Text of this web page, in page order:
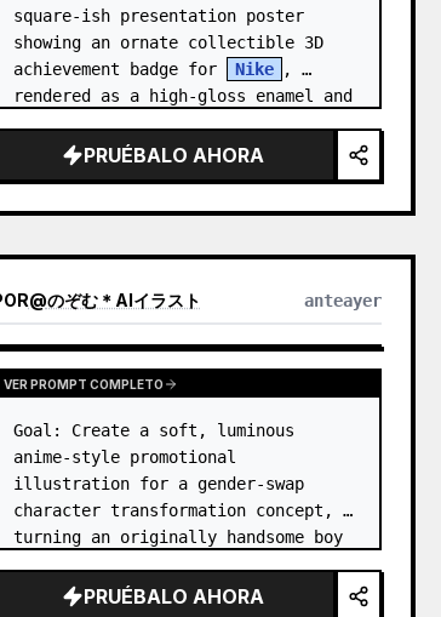
square-ish presentation poster
showing an ornate collectible 3D
achievement badge for
Nike
,
rendered as a high-gloss enamel and
Canvas: Wide 16:9 white stu…
PRUÉBALO AHORA
@のぞむ＊AIイラスト anteayer
VER PROMPT COMPLETO
Goal: Create a soft, luminous
anime-style promotional
illustration for a gender-swap
character transformation concept,
turning an originally handsome boy
preserving the original atmosphere.
PRUÉBALO AHORA